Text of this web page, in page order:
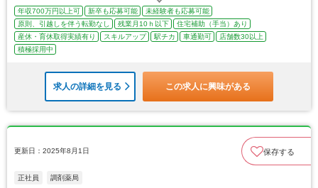
年収700万円以上可 新卒も応募可能
未経験者も応募可能
原則、引越しを伴う転勤なし
残業月10ｈ以下
住宅補助（手当）あり
産休・育休取得実績有り
スキルアップ 駅チカ 車通勤可
店舗数30以上
積極採用中
求人の詳細を見る この求人に興味がある
更新日：2025年8月1日 保存する
正社員 調剤薬局